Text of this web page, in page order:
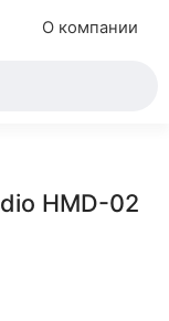
О компании
HMD-02